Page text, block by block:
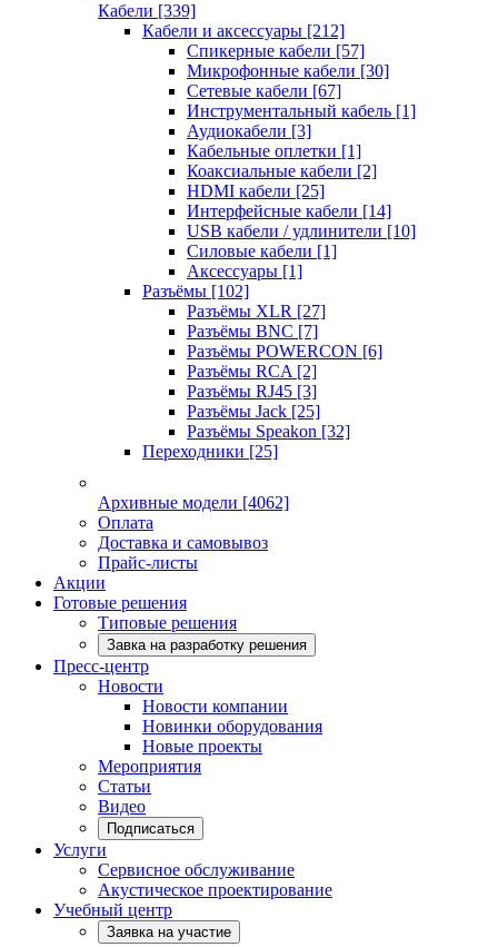
Кабели [339]
Кабели и аксессуары [212]
Спикерные кабели [57]
Микрофонные кабели [30]
Сетевые кабели [67]
Инструментальный кабель [1]
Аудиокабели [3]
Кабельные оплетки [1]
Коаксиальные кабели [2]
HDMI кабели [25]
Интерфейсные кабели [14]
USB кабели / удлинители [10]
Силовые кабели [1]
Аксессуары [1]
Разъёмы [102]
Разъёмы XLR [27]
Разъёмы BNC [7]
Разъёмы POWERCON [6]
Разъёмы RCA [2]
Разъёмы RJ45 [3]
Разъёмы Jack [25]
Разъёмы Speakon [32]
Переходники [25]
Архивные модели [4062]
Оплата
Доставка и самовывоз
Прайс-листы
Акции
Готовые решения
Типовые решения
Завка на разработку решения
Пресс-центр
Новости
Новости компании
Новинки оборудования
Новые проекты
Мероприятия
Статьи
Видео
Подписаться
Услуги
Сервисное обслуживание
Акустическое проектирование
Учебный центр
Заявка на участие